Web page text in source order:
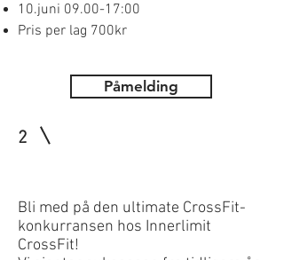
10.juni 09.00-17:00
Pris per lag 700kr
2
Bli med på den ultimate CrossFit-
konkurransen hos Innerlimit
CrossFit!
Påmelding